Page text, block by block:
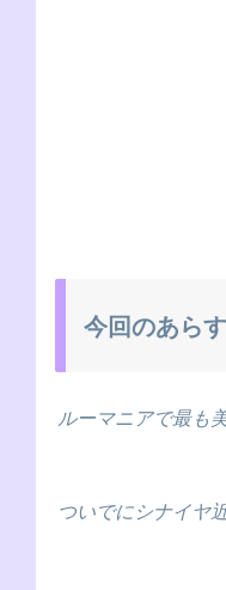
今回のあら
ルーマニアで最も
ついでにシナイヤ